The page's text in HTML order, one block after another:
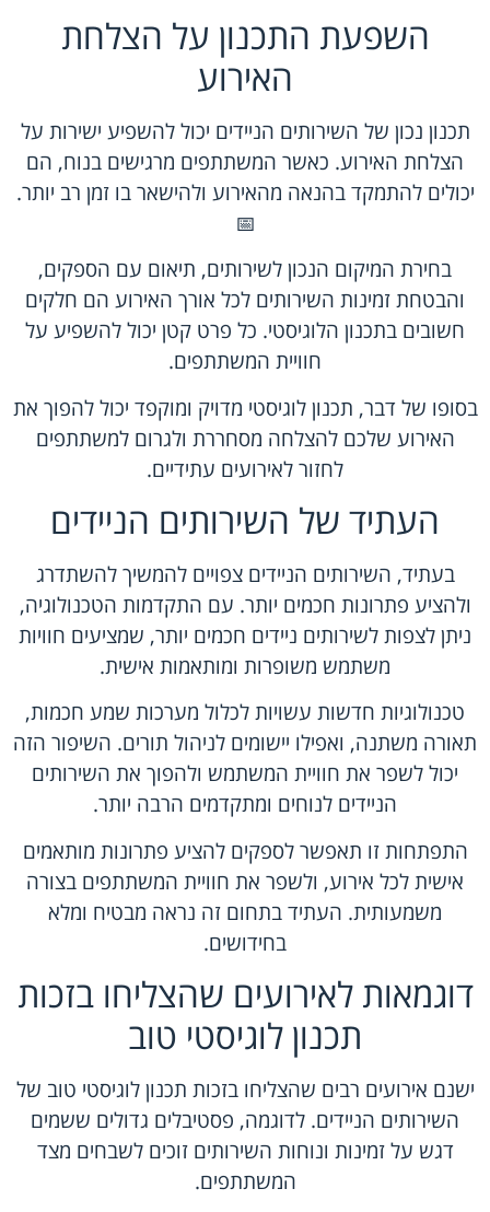
השפעת התכנון על הצלחת
האירוע
תכנון נכון של השירותים הניידים יכול להשפיע ישירות על
הצלחת האירוע. כאשר המשתתפים מרגישים בנוח, הם
יכולים להתמקד בהנאה מהאירוע ולהישאר בו זמן רב יותר.
📅
בחירת המיקום הנכון לשירותים, תיאום עם הספקים,
והבטחת זמינות השירותים לכל אורך האירוע הם חלקים
חשובים בתכנון הלוגיסטי. כל פרט קטן יכול להשפיע על
חוויית המשתתפים.
בסופו של דבר, תכנון לוגיסטי מדויק ומוקפד יכול להפוך את
האירוע שלכם להצלחה מסחררת ולגרום למשתתפים
לחזור לאירועים עתידיים.
העתיד של השירותים הניידים
בעתיד, השירותים הניידים צפויים להמשיך להשתדרג
ולהציע פתרונות חכמים יותר. עם התקדמות הטכנולוגיה,
ניתן לצפות לשירותים ניידים חכמים יותר, שמציעים חוויות
משתמש משופרות ומותאמות אישית.
טכנולוגיות חדשות עשויות לכלול מערכות שמע חכמות,
תאורה משתנה, ואפילו יישומים לניהול תורים. השיפור הזה
יכול לשפר את חוויית המשתמש ולהפוך את השירותים
הניידים לנוחים ומתקדמים הרבה יותר.
התפתחות זו תאפשר לספקים להציע פתרונות מותאמים
אישית לכל אירוע, ולשפר את חוויית המשתתפים בצורה
משמעותית. העתיד בתחום זה נראה מבטיח ומלא
בחידושים.
דוגמאות לאירועים שהצליחו בזכות
תכנון לוגיסטי טוב
ישנם אירועים רבים שהצליחו בזכות תכנון לוגיסטי טוב של
השירותים הניידים. לדוגמה, פסטיבלים גדולים ששמים
דגש על זמינות ונוחות השירותים זוכים לשבחים מצד
המשתתפים.